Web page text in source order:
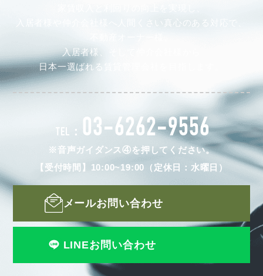
入居者様や仲介会社様へ人間くさい真心のある対応で、
入居者様、そして仲介会社様から
日本一選ばれる賃貸管理会社を目指します。
TEL： 03-6262-9556
※音声ガイダンス④を押してください。
【受付時間】10:00~19:00（定休日：水曜日）
メールお問い合わせ
LINEお問い合わせ